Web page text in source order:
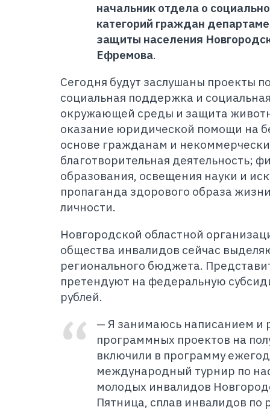
начальник отдела о
категорий граждан
защиты населения
Ефремова.
Сегодня будут заслушаны проекты
социальная поддержка и
окружающей среды и защита
оказание юридической помощи на
основе гражданам и
благотворительная деятельность;
образования, освещения науки и
пропаганда здорового образа
личности.
Новгородской областной
общества инвалидов сейчас
регионального бюджета.
претендуют на федеральную
рублей.
— Я занимаюсь написанием и
программных проектов на
включили в программу
международный турнир по
молодых инвалидов
Пятница, сплав инвалидов по